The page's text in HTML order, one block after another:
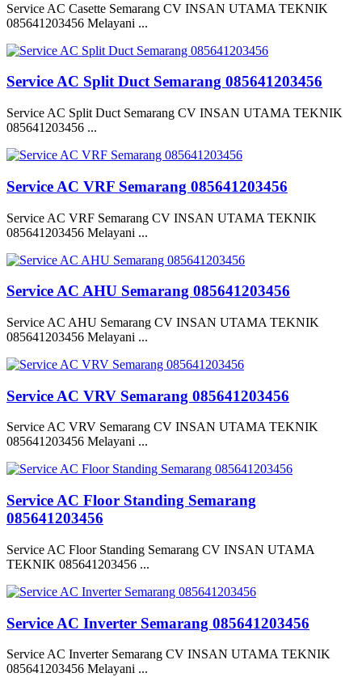
Service AC Casette Semarang CV INSAN UTAMA TEKNIK
085641203456 Melayani ...
Service AC Split Duct Semarang 085641203456
Service AC Split Duct Semarang CV INSAN UTAMA TEKNIK
085641203456 ...
Service AC VRF Semarang 085641203456
Service AC VRF Semarang CV INSAN UTAMA TEKNIK
085641203456 Melayani ...
Service AC AHU Semarang 085641203456
Service AC AHU Semarang CV INSAN UTAMA TEKNIK
085641203456 Melayani ...
Service AC VRV Semarang 085641203456
Service AC VRV Semarang CV INSAN UTAMA TEKNIK
085641203456 Melayani ...
Service AC Floor Standing Semarang
085641203456
Service AC Floor Standing Semarang CV INSAN UTAMA
TEKNIK 085641203456 ...
Service AC Inverter Semarang 085641203456
Service AC Inverter Semarang CV INSAN UTAMA TEKNIK
085641203456 Melayani ...